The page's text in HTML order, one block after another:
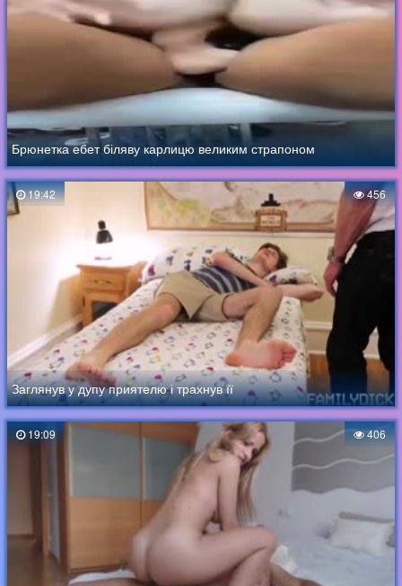
Брюнетка ебет біляву карлицю великим страпоном
19:42 456
Заглянув у дупу приятелю і трахнув її
19:09 406